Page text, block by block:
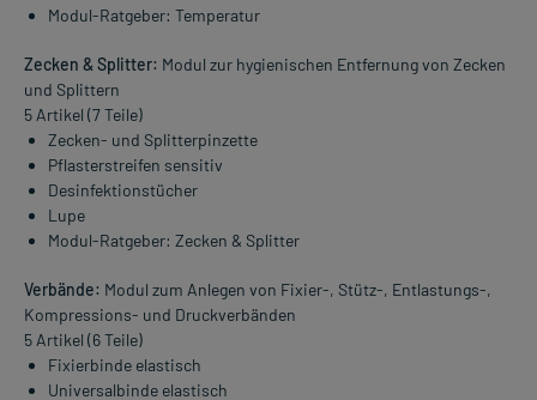
Modul-Ratgeber: Temperatur
Zecken & Splitter: Modul zur hygienischen Entfernung von Zecken
und Splittern
5 Artikel (7 Teile)
Zecken- und Splitterpinzette
Pflasterstreifen sensitiv
Desinfektionstücher
Lupe
Modul-Ratgeber: Zecken & Splitter
Verbände: Modul zum Anlegen von Fixier-, Stütz-, Entlastungs-,
Kompressions- und Druckverbänden
5 Artikel (6 Teile)
Fixierbinde elastisch
Universalbinde elastisch